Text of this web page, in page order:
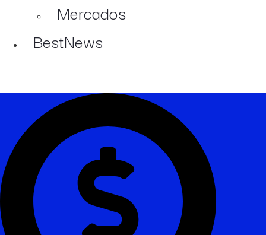
Mercados
BestNews